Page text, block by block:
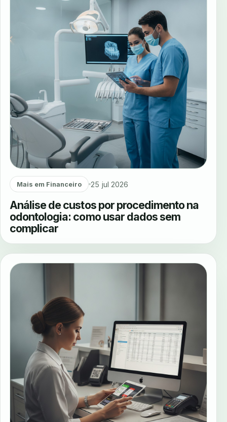
Mais em Financeiro 25 jul 2026
Análise de custos por procedimento na
odontologia: como usar dados sem
complicar